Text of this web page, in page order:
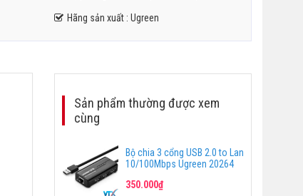
Hãng sản xuất : Ugreen
Sản phẩm thường được xem
cùng
Bộ chia 3 cổng USB 2.0 to Lan
10/100Mbps Ugreen 20264
350.000₫